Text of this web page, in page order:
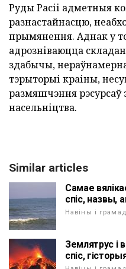
Руды Расіі адметныя
разнастайнасцю,
прымянення. Аднак у
адрозніваюцца
здабычы,
тэрыторыі краіны,
размяшчэння
насельніцтва.
Similar articles
Самае
спіс, назвы,
Навіны і
Землятрус і
спіс,